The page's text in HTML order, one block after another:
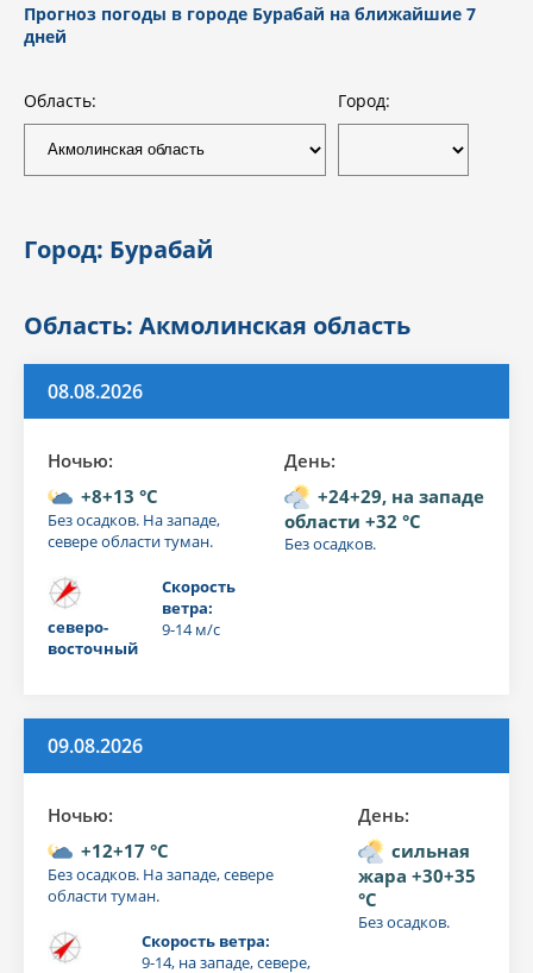
Прогноз погоды в городе Бурабай на ближайшие 7
дней
Область: Город:
Город: Бурабай
Область: Акмолинская область
08.08.2026
Ночью:
+8+13 °C
Без осадков. На западе,
севере области туман.
северо-
восточный
Скорость
ветра:
9-14 м/с
День:
+24+29, на западе
области +32 °C
Без осадков.
09.08.2026
Ночью:
+12+17 °C
Без осадков. На западе, севере
области туман.
Скорость ветра:
9-14, на западе, севере,
День:
сильная
жара +30+35
°C
Без осадков.